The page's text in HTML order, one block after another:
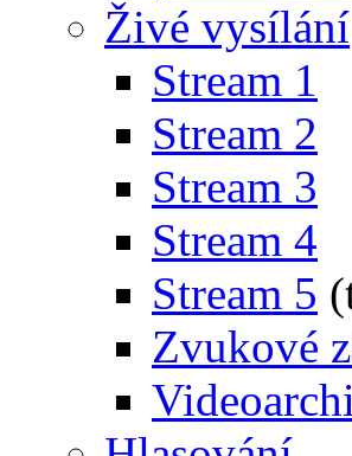
Živé vysílání
Stream 1
Stream 2
Stream 3
Stream 4
Stream 5
Zvukové